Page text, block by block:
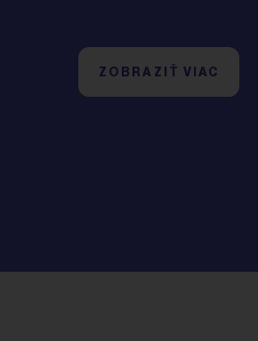
ZOBRAZIŤ VIAC